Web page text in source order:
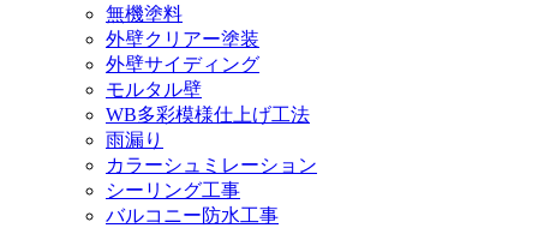
無機塗料
外壁クリアー塗装
外壁サイディング
モルタル壁
WB多彩模様仕上げ工法
雨漏り
カラーシュミレーション
シーリング工事
バルコニー防水工事